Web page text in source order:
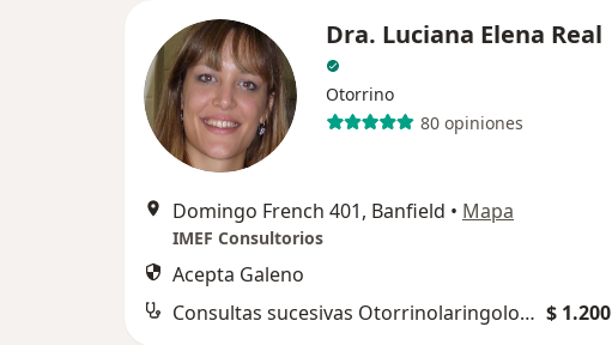
Dra. Luciana Elena Real
Otorrino
80 opiniones
Domingo French 401, Banfield • Mapa
IMEF Consultorios
Acepta Galeno
Consultas sucesivas Otorrinolaringología $ 1.200